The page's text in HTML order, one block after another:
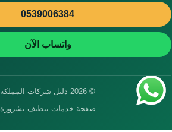
0539006384
واتساب الآن
© 2026 دليل شركات المملكة
صفحة خدمات تنظيف بشرورة